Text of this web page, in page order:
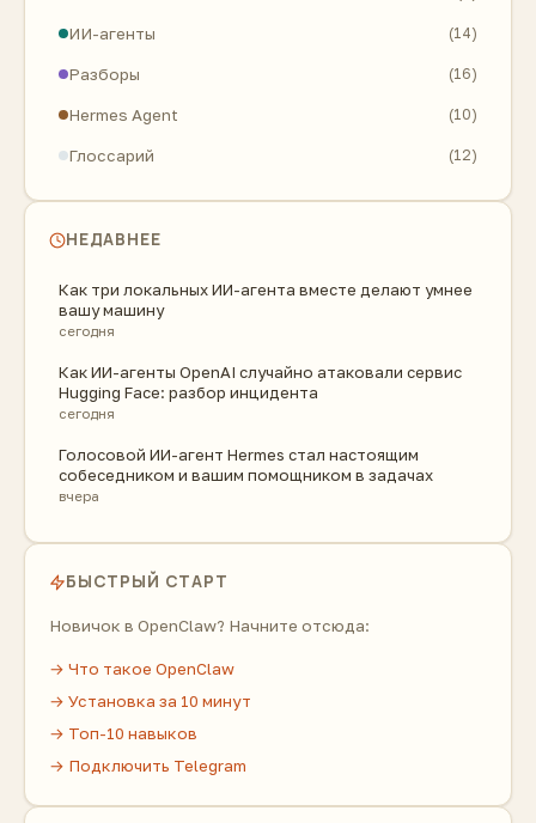
ИИ-агенты (14)
Разборы (16)
Hermes Agent (10)
Глоссарий (12)
НЕДАВНЕЕ
Как три локальных ИИ-агента вместе делают умнее
вашу машину
сегодня
Как ИИ-агенты OpenAI случайно атаковали сервис
Hugging Face: разбор инцидента
сегодня
Голосовой ИИ-агент Hermes стал настоящим
собеседником и вашим помощником в задачах
вчера
БЫСТРЫЙ СТАРТ
Новичок в OpenClaw? Начните отсюда:
→ Что такое OpenClaw
→ Установка за 10 минут
→ Топ-10 навыков
→ Подключить Telegram